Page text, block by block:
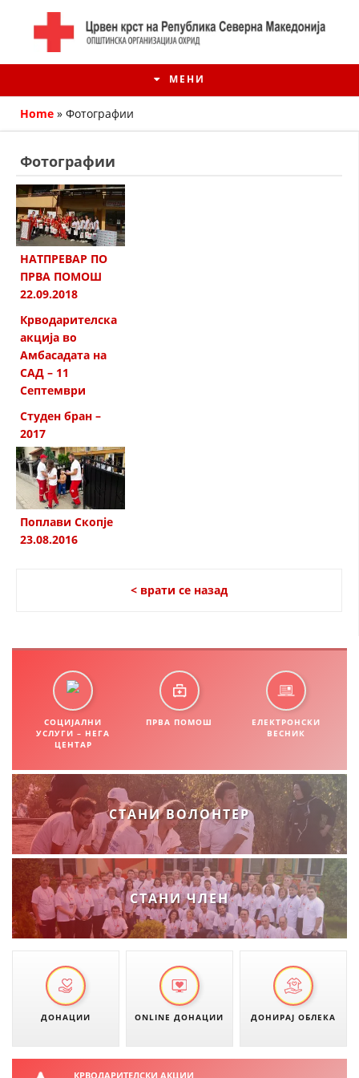
МЕНИ
СТРУКТУРА НА ОРГАНИЗАЦИЈАТА
РАКОВОДЕН ОДБОР
СОБРАНИЕ
СТРУКТУРА И ОРГАНИЗАЦИОНА ПОСТАВЕНОСТ
MЕЃУНАРОДНО ХУМАНИТАРНО ПРАВО
ПРОМОЦИЈА НА ХУМАНИ ВРЕДНОСТИ
УПОТРЕБА И ЗАШТИТА НА АМБЛЕМОТ
СОЦИЈАЛНО ХУМАНИТАРНА ДЕЈНОСТ
КАКО ДА ДОНИРАТЕ
ПОДГОТВЕНОСТ И ДЕЈСТВО ПРИ КАТАСТРОФИ
ПРОЕКТИ – ПОДГОТВЕНОСТ И ДЕЈСТВУВАЊЕ ПРИ КАТАСТРОФИ
ОДНОСИ СО ЈАВНОСТ
МЕЃУНАРОДНА СОРАБОТКА
Home » Фотографии
Фотографии
НАТПРЕВАР ПО
ПРВА ПОМОШ
22.09.2018
Крводарителска
акција во
Амбасадата на
САД – 11
Септември
Студен бран –
2017
Поплави Скопје
23.08.2016
< врати се назад
СОЦИЈАЛНИ
УСЛУГИ – НЕГА
ЦЕНТАР
ПРВА ПОМОШ
ЕЛЕКТРОНСКИ
ВЕСНИК
СТАНИ ВОЛОНТЕР
СТАНИ ЧЛЕН
ДОНАЦИИ ONLINE ДОНАЦИИ ДОНИРАЈ ОБЛЕКА
КРВОДАРИТЕЛСКИ АКЦИИ